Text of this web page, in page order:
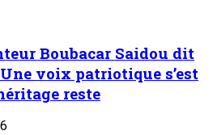
Boubacar Saidou dit
voix patriotique s’est
reste